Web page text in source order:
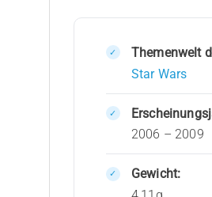
Themenwelt
Star Wars
2006 – 2009
Gewicht: